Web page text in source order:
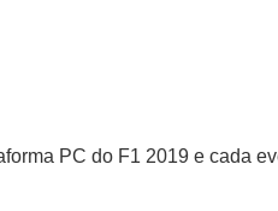
PC do F1 2019 e cada